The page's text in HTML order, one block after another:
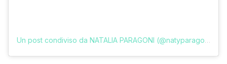
Un post condiviso da NATALIA PARAGONI (@natyparagoni)